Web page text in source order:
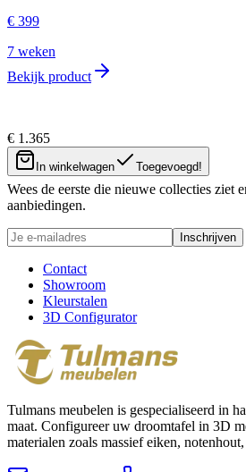
€ 399
7 weken
Bekijk product
€ 1.365
In winkelwagen Toegevoegd!
Nieuwsbrief
Wees de eerste die nieuwe collecties ziet
aanbiedingen.
Inschrijven
Contact
Showroom
Kleurstalen
3D Configurator
Tulmans meubelen is gespecialiseerd in
maat. Configureer uw droomtafel in 3D
materialen zoals massief eiken,